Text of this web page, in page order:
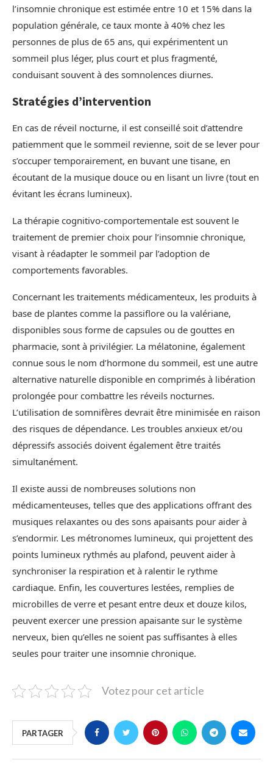
l’insomnie chronique est estimée entre 10 et 15% dans la
population générale, ce taux monte à 40% chez les
personnes de plus de 65 ans, qui expérimentent un
sommeil plus léger, plus court et plus fragmenté,
conduisant souvent à des somnolences diurnes.
Stratégies d’intervention
En cas de réveil nocturne, il est conseillé soit d’attendre
patiemment que le sommeil revienne, soit de se lever pour
s’occuper temporairement, en buvant une tisane, en
écoutant de la musique douce ou en lisant un livre (tout en
évitant les écrans lumineux).
La thérapie cognitivo-comportementale est souvent le
traitement de premier choix pour l’insomnie chronique,
visant à réadapter le sommeil par l’adoption de
comportements favorables.
Concernant les traitements médicamenteux, les produits à
base de plantes comme la passiflore ou la valériane,
disponibles sous forme de capsules ou de gouttes en
pharmacie, sont à privilégier. La mélatonine, également
connue sous le nom d’hormone du sommeil, est une autre
alternative naturelle disponible en comprimés à libération
prolongée pour combattre les réveils nocturnes.
L’utilisation de somnifères devrait être minimisée en raison
des risques de dépendance. Les troubles anxieux et/ou
dépressifs associés doivent également être traités
simultanément.
Il existe aussi de nombreuses solutions non
médicamenteuses, telles que des applications offrant des
musiques relaxantes ou des sons apaisants pour aider à
s’endormir. Les métronomes lumineux, qui projettent des
points lumineux rythmés au plafond, peuvent aider à
synchroniser la respiration et à ralentir le rythme
cardiaque. Enfin, les couvertures lestées, remplies de
microbilles de verre et pesant entre deux et douze kilos,
peuvent exercer une pression apaisante sur le système
nerveux, bien qu’elles ne soient pas suffisantes à elles
seules pour traiter une insomnie chronique.
Votez pour cet article
PARTAGER